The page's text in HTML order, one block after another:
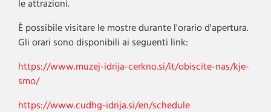
le attrazioni.
È possibile visitare le mostre durante l'orario d'apertura.
Gli orari sono disponibili ai seguenti link:
https://www.muzej-idrija-cerkno.si/it/obiscite-nas/kje-
smo/
https://www.cudhg-idrija.si/en/schedule